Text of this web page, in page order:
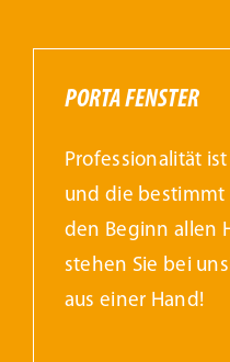
PORTA FENSTER
Professionalität
und die bestimmt
den Beginn allen
stehen Sie bei
aus einer Hand!